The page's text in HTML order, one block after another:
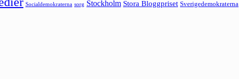
Socialdemokraterna sorg Stockholm Stora Bloggpriset Sverigedemokraterna